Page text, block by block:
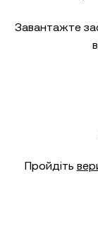
Завантажте
Пройдіть